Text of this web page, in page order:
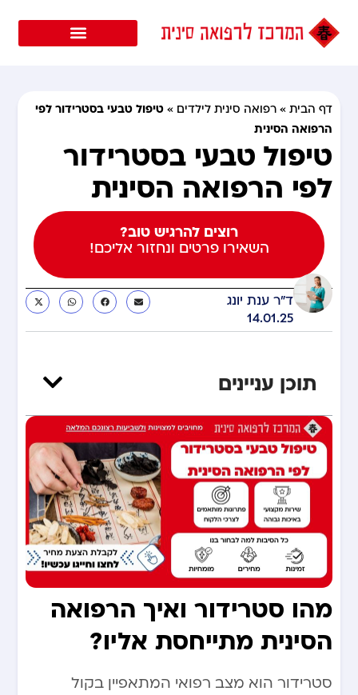
דף הבית »רפואה סינית לילדים »טיפול טבעי בסטרידור לפי
הרפואה הסינית
טיפול טבעי בסטרידור
לפי הרפואה הסינית
רוצים להרגיש טוב?
השאירו פרטים ונחזור אליכם!
ד"ר ענת יונג
14.01.25
תוכן עניינים
מהו סטרידור ואיך הרפואה
הסינית מתייחסת אליו?
סטרידור הוא מצב רפואי המתאפיין בקול